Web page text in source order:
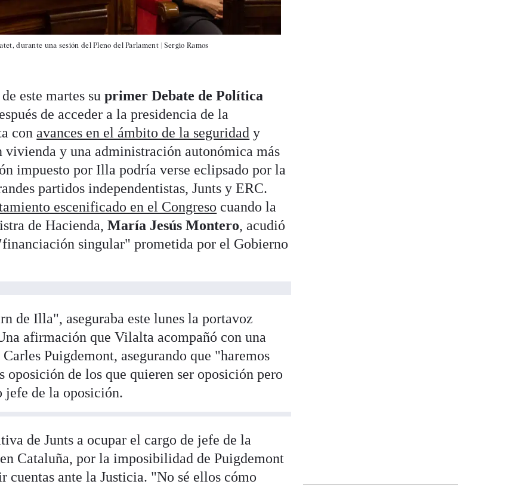
durante una sesión del Pleno del Parlament | Sergio Ramos
este martes suprimer Debate de Política
de acceder a la presidencia de la
con avances en el ámbito de la seguridad y
vivienda y una administración autonómica más
impuesto por Illa podría verse eclipsado por la
partidos independentistas, Junts y ERC.
escenificado en el Congreso cuando la
de Hacienda,María Jesús Montero, acudió
singular" prometida por el Gobierno
de Illa", aseguraba este lunes la portavoz
afirmación que Vilalta acompañó con una
Puigdemont, asegurando que "haremos
oposición de los que quieren ser oposición pero
jefe de la oposición.
de Junts a ocupar el cargo de jefe de la
Cataluña, por la imposibilidad de Puigdemont
cuentas ante la Justicia. "No sé ellos cómo